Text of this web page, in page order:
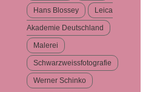
Hans Blossey Leica
Akademie Deutschland
Malerei
Schwarzweissfotografie
Werner Schinko